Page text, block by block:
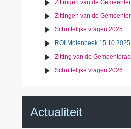
Zittingen van de
Zittingen van de
Schriftelijke vragen 2025
ROI Molenbeek
Zitting van de
Schriftelijke vragen 2026
Actualiteit